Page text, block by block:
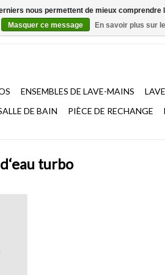
ENSEMBLES DE LAVE-MAINS
DE BAIN
PIÈCE DE RECHANGE
turbo
et
nous permettent de mieux
Masquer ce message
En savoir plus sur